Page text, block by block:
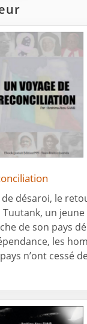
désaroi, le
Tuutank, un
de son pays
les
n’ont cessé